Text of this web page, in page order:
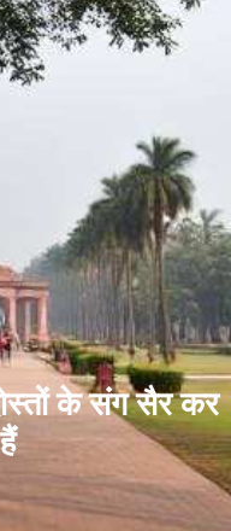
के संग सैर कर